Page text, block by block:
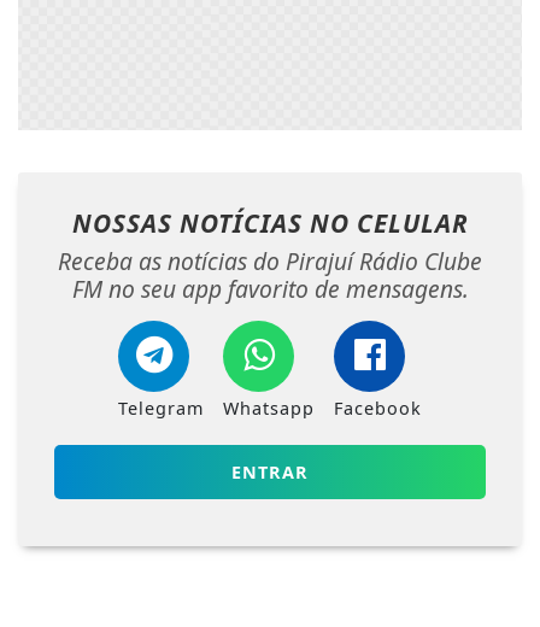
NOSSAS NOTÍCIAS NO CELULAR
Receba as notícias do Pirajuí Rádio Clube
FM no seu app favorito de mensagens.
Telegram Whatsapp Facebook
ENTRAR